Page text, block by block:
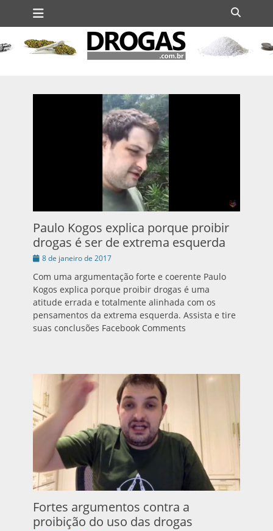
para
conteúdo
Menu principal
Paulo Kogos explica porque proibir
drogas é ser de extrema esquerda
Publicado
8 de janeiro de 2017
Com uma argumentação forte e coerente Paulo
Kogos explica porque proibir drogas é uma
atitude errada e totalmente alinhada com os
pensamentos da extrema esquerda. Assista e tire
suas conclusões Facebook Comments
Fortes argumentos contra a
proibição do uso das drogas